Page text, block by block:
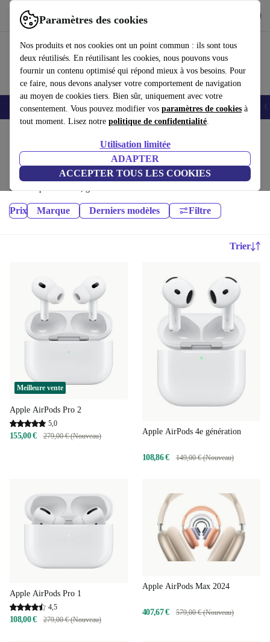
Paramètres des cookies
Nos produits et nos cookies ont un point commun : ils sont tous
deux réutilisés. En réutilisant les cookies, nous pouvons vous
fournir un contenu optimisé qui répond mieux à vos besoins. Pour
ce faire, nous devons analyser votre comportement de navigation
au moyen de cookies tiers. Bien sûr, uniquement avec votre
consentement. Vous pouvez modifier vos paramètres de cookies à
tout moment. Lisez notre politique de confidentialité.
Utilisation limitée
ADAPTER
ACCEPTER TOUS LES COOKIES
Utilisez refurbed rapidement et facilement
Smartphones Laptops Tablettes Montres connectées Accessoires
Audio:
Appareils audio reconditionnés de haute qualité et à prix avantageux. Le
choix le plus durable, garanti 12 mois minimum
Prix Marque Derniers modèles Filtre
Trier
Meilleure vente
Apple AirPods Pro 2
5,0
155,00 € 279,00 € (Nouveau)
Apple AirPods 4e génération
108,86 € 149,00 € (Nouveau)
Apple AirPods Pro 1
4,5
108,00 € 279,00 € (Nouveau)
Apple AirPods Max 2024
407,67 € 579,00 € (Nouveau)